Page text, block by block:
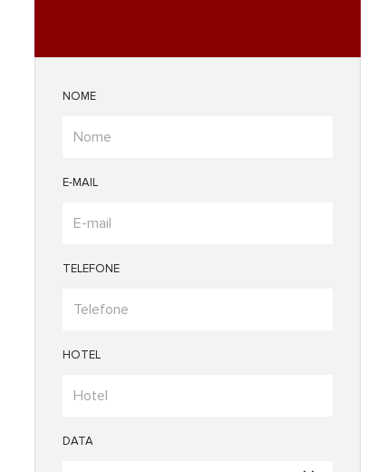
NOME
E-MAIL
TELEFONE
HOTEL
DATA